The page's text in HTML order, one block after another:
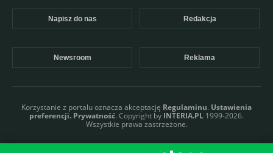
Napisz do nas Redakcja
Newsroom Reklama
Korzystanie z portalu oznacza akceptację Regulaminu. Ustawienia
preferencji. Prywatność. Copyright by INTERIA.PL 1999-2026.
Wszystkie prawa zastrzeżone.